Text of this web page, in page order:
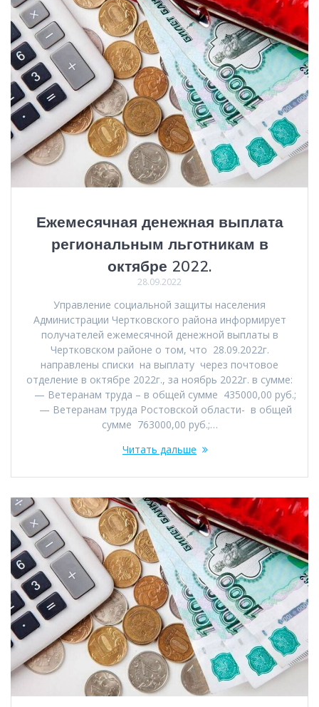
Ежемесячная денежная выплата
региональным льготникам в
октябре 2022.
28.09.2022
Управление социальной защиты населения
Администрации Чертковского района информирует
получателей ежемесячной денежной выплаты в
Чертковском районе о том, что 28.09.2022г.
направлены списки на выплату через почтовое
отделение в октябре 2022г., за ноябрь 2022г. в сумме:
— Ветеранам труда – в общей сумме 435000,00 руб.;
— Ветеранам труда Ростовской области- в общей
сумме 763000,00 руб.;…
Читать дальше